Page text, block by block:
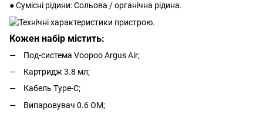
● Сумісні рідини: Сольова / органічна рідина.
Кожен набір містить:
Под-система Voopoo Argus Air;
Картридж 3.8 мл;
Кабель Type-C;
Випаровувач 0.6 ОМ;